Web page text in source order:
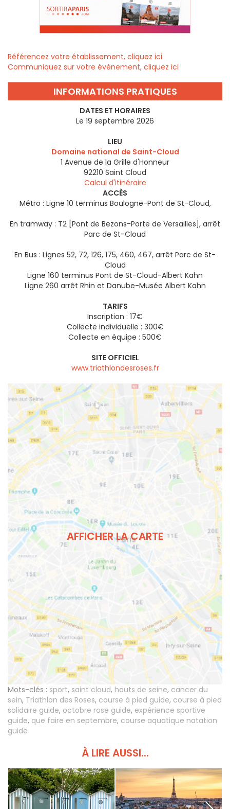
Référencez votre établissement, cliquez ici
Communiquez sur votre évènement, cliquez ici
INFORMATIONS PRATIQUES
DATES ET HORAIRES
Le 19 septembre 2026
LIEU
Domaine national de Saint-Cloud
1 Avenue de la Grille d'Honneur
92210 Saint Cloud
Calcul d'itinéraire
ACCÈS
Métro : Ligne 10 terminus Boulogne-Pont de St-Cloud,
En tramway : T2 [Pont de Bezons-Porte de Versailles], arrêt
Parc de St-Cloud
En Bus : Lignes 52, 72, 126, 175, 460, 467, arrêt Parc de St-
Cloud
Ligne 160 terminus Pont de St-Cloud-Albert Kahn
Ligne 260 arrêt Rhin et Danube-Musée Albert Kahn
TARIFS
Inscription : 17€
Collecte individuelle : 300€
Collecte en équipe : 500€
SITE OFFICIEL
www.triathlondesroses.fr
AFFICHER LA CARTE
Mots-clés : sport, saint cloud, hauts de seine, cancer du
sein, Triathlon des Roses, course à pied guide, course à pied
solidaire guide, octobre rose guide, expérience sportive
guide, que faire en septembre, course aquatique natation
guide
À LIRE AUSSI...